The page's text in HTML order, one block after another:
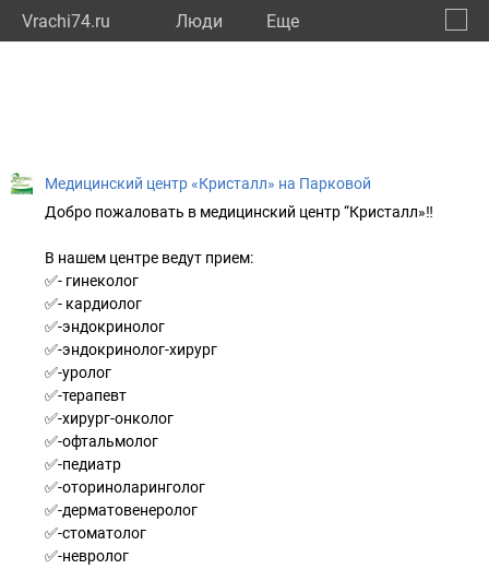
Vrachi74.ru Люди Eще
Медицинский центр «Кристалл» на Парковой
Добро пожаловать в медицинский центр “Кристалл»‼
В нашем центре ведут прием:
✅- гинеколог
✅- кардиолог
✅-эндокринолог
✅-эндокринолог-хирург
✅-уролог
✅-терапевт
✅-хирург-онколог
✅-офтальмолог
✅-педиатр
✅-оториноларинголог
✅-дерматовенеролог
✅-стоматолог
✅-невролог